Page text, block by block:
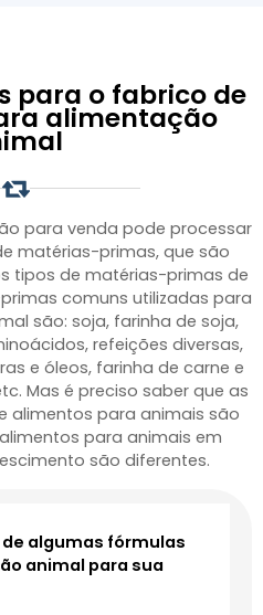
para o fabrico de
alimentação
para venda pode processar
matérias-primas, que são
tipos de matérias-primas de
comuns utilizadas para
são: soja, farinha de soja,
refeições diversas,
e óleos, farinha de carne e
Mas é preciso saber que as
alimentos para animais são
para animais em
são diferentes.
algumas fórmulas
animal para sua